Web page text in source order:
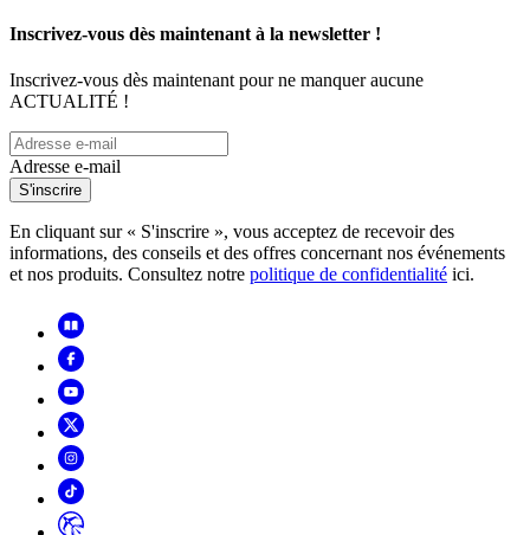
Inscrivez-vous dès maintenant à la newsletter !
Inscrivez-vous dès maintenant pour ne manquer aucune
ACTUALITÉ !
Adresse e-mail
S'inscrire
En cliquant sur « S'inscrire », vous acceptez de recevoir des
informations, des conseils et des offres concernant nos événements
et nos produits. Consultez notre politique de confidentialité ici.